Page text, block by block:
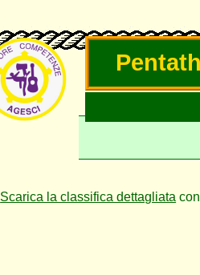
Scarica la classifica dettagliata